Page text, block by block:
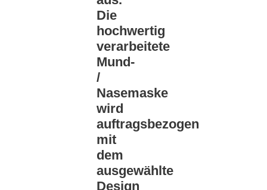
Die
hochwertig
verarbeitete
Mund-
/
Nasemaske
wird
auftragsbezogen
mit
dem
ausgewählte
Design